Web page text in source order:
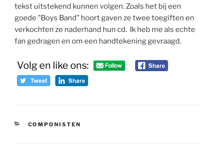
tekst uitstekend kunnen volgen. Zoals het bij een
goede "Boys Band" hoort gaven ze twee toegiften en
verkochten ze naderhand hun cd. Ik heb me als echte
fan gedragen en om een handtekening gevraagd.
Volg en like ons:
CATEGORIEËN
COMPONISTEN